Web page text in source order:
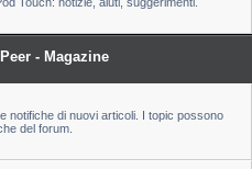
- Magazine
notifiche di nuovi articoli. I topic possono
del forum.